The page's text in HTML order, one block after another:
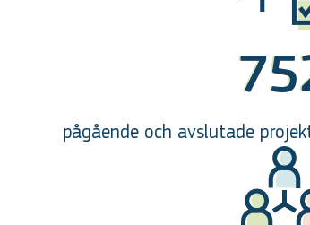
pågående och avslutade